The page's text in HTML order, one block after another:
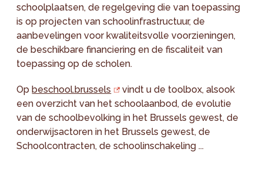
schoolplaatsen, de regelgeving die van toepassing
is op projecten van schoolinfrastructuur, de
aanbevelingen voor kwaliteitsvolle voorzieningen,
de beschikbare financiering en de fiscaliteit van
toepassing op de scholen.
Op beschool.brussels
vindt u de toolbox, alsook
een overzicht van het schoolaanbod, de evolutie
van de schoolbevolking in het Brussels gewest, de
onderwijsactoren in het Brussels gewest, de
Schoolcontracten, de schoolinschakeling ...